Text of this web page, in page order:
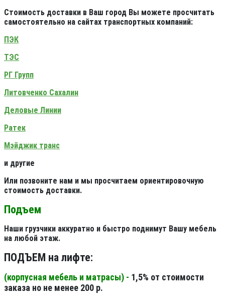
Стоимость доставки в Ваш город Вы можете просчитать
самостоятельно на сайтах транспортных компаний:
ПЭК
ТЭС
РГ Групп
Литовченко Сахалин
Деловые Линии
Ратек
Мэйджик транс
и другие
Или позвоните нам и мы просчитаем ориентировочную
стоимость доставки.
Подъем
Наши грузчики аккуратно и быстро поднимут Вашу мебель
на любой этаж.
ПОДЪЕМ на лифте:
(корпусная мебель и матрасы) - 1,5% от стоимости
заказа но не менее 200 р.